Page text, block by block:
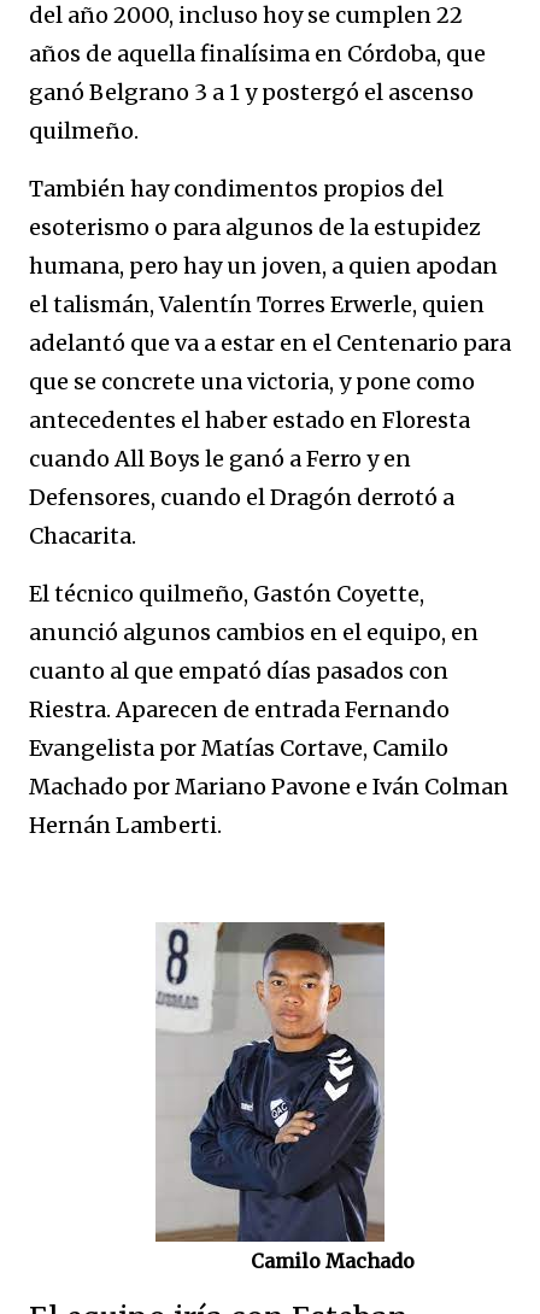
del año 2000, incluso hoy se cumplen 22
años de aquella finalísima en Córdoba, que
ganó Belgrano 3 a 1 y postergó el ascenso
quilmeño.
También hay condimentos propios del
esoterismo o para algunos de la estupidez
humana, pero hay un joven, a quien apodan
el talismán, Valentín Torres Erwerle, quien
adelantó que va a estar en el Centenario para
que se concrete una victoria, y pone como
antecedentes el haber estado en Floresta
cuando All Boys le ganó a Ferro y en
Defensores, cuando el Dragón derrotó a
Chacarita.
El técnico quilmeño, Gastón Coyette,
anunció algunos cambios en el equipo, en
cuanto al que empató días pasados con
Riestra. Aparecen de entrada Fernando
Evangelista por Matías Cortave, Camilo
Machado por Mariano Pavone e Iván Colman
Hernán Lamberti.
Camilo Machado